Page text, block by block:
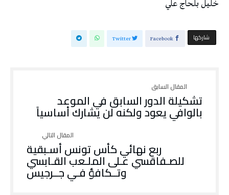
خليل‭ ‬بلحاج‭ ‬علي
‫‫ شاركها‬ Facebook
Twitter
تشكيلة‭ ‬الدور‭ ‬السابق‭ ‬في‭ ‬الموعد
بالوافي‭ ‬يعود‭ ‬ولكنه‭ ‬لن‭ ‬يشارك‭ ‬أساسياً
‬وتــكافؤ‭ ‬فـي‭ ‬جــرجيس